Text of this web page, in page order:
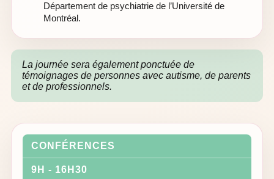
Département de psychiatrie de l’Université de
Montréal.
La journée sera également ponctuée de
témoignages de personnes avec autisme, de parents
et de professionnels.
CONFÉRENCES
9H - 16H30